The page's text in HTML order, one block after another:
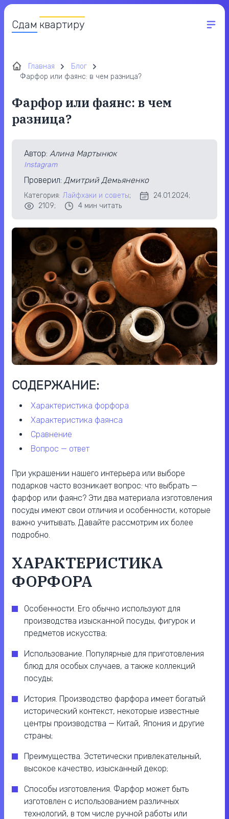
Сдам квартиру
Главная
Блог
Фарфор или фаянс: в чем разница?
Фарфор или фаянс: в чем
разница?
Автор: Алина Мартынюк
Instagram
Проверил: Дмитрий Демьяненко
Категория: Лайфхаки и советы;
24.01.2024;
2109;
4 мин читать
СОДЕРЖАНИЕ:
характеристика форфора
характеристика фаянса
сравнение
вопрос — ответ
При украшении нашего интерьера или выборе
подарков часто возникает вопрос: что выбрать —
фарфор или фаянс? Эти два материала изготовления
посуды имеют свои отличия и особенности, которые
важно учитывать. Давайте рассмотрим их более
подробно.
ХАРАКТЕРИСТИКА
ФОРФОРА
Особенности. Его обычно используют для
производства изысканной посуды, фигурок и
предметов искусства;
Использование. Популярные для приготовления
блюд для особых случаев, а также коллекций
посуды;
История. Производство фарфора имеет богатый
исторический контекст, некоторые известные
центры производства — Китай, Япония и другие
страны;
Преимущества. Эстетически привлекательный,
высокое качество, изысканный декор;
Способы изготовления. Фарфор может быть
изготовлен с использованием различных
технологий, в том числе ручной работы или